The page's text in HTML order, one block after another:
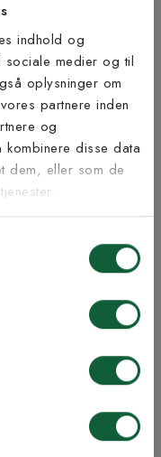
indhold og
sociale medier og til
oplysninger om
partnere inden
og
kombinere disse data
dem, eller som de
vores tilbud,